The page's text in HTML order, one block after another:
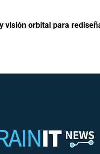
visión orbital para